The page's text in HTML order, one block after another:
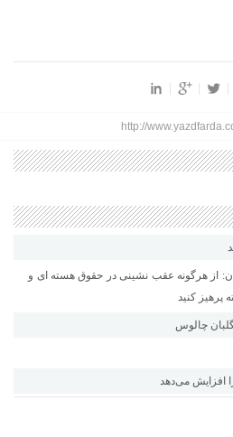
http://
از هرگونه عقب نشینی در حقوق هسته ای و
کنید
چالوس
می‌دهد